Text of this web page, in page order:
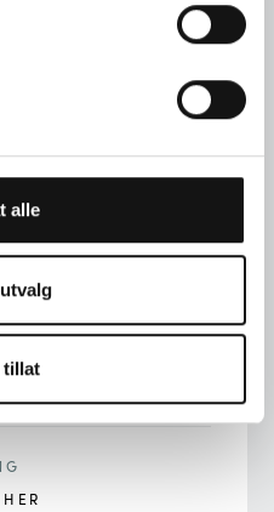
alle
tillat
22, 0161 OSLO